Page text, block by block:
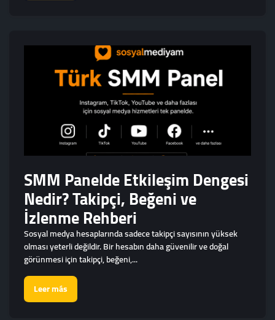
SMM Panelde Etkileşim Dengesi
Nedir? Takipçi, Beğeni ve
İzlenme Rehberi
Sosyal medya hesaplarında sadece takipçi sayısının yüksek
olması yeterli değildir. Bir hesabın daha güvenilir ve doğal
görünmesi için takipçi, beğeni,...
Leer más